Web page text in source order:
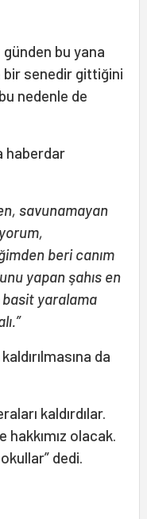
günden bu yana
bir senedir gittiğini
nedenle de
haberdar
savunamayan
beri canım
yapan şahıs en
basit yaralama
da
kaldırdılar.
olacak.
dedi.